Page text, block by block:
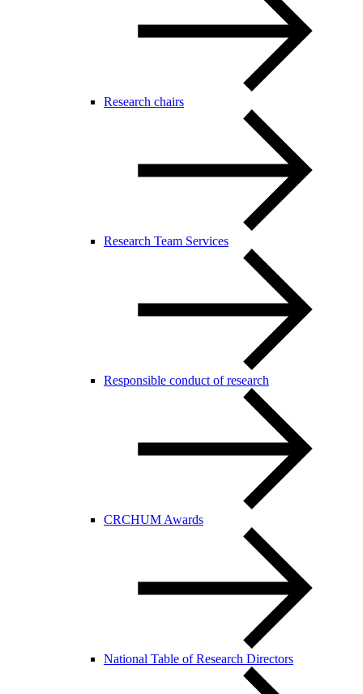
Research chairs
Research Team Services
Responsible conduct of research
CRCHUM Awards
National Table of Research Directors